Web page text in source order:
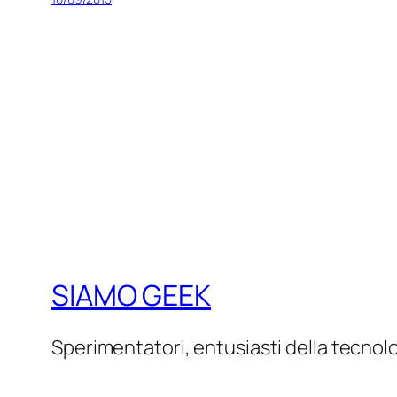
SIAMO GEEK
Sperimentatori, entusiasti della